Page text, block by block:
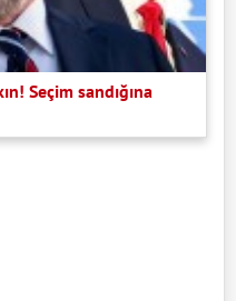
Seçim sandığına